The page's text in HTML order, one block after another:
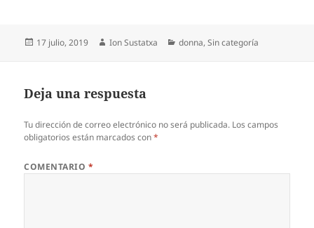
Publicado
17 julio, 2019 Autor
Ion Sustatxa Categorías
donna,Sin categoría
Deja una respuesta
Tu dirección de correo electrónico no será publicada. Los campos
obligatorios están marcados con*
COMENTARIO *